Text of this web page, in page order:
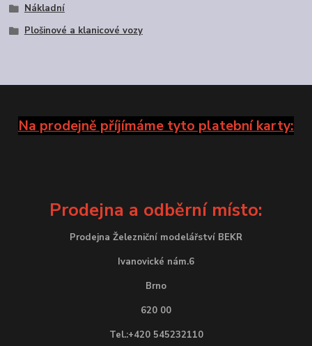
Nákladní
Plošinové a klanicové vozy
Na prodejně příjímáme tyto platební karty:
Prodejna a odběrní místo:
Prodejna Železniční modelářství BEKR
Ivanovické nám.6
Brno
620 00
Tel.:+420 545232110